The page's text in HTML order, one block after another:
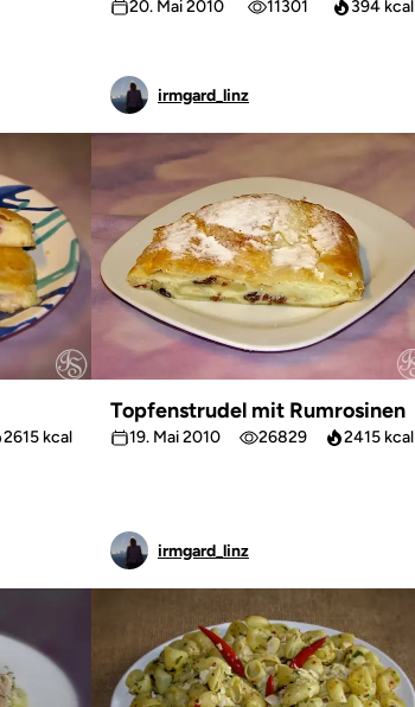
20. Mai 2010 11301 394 kcal
irmgard_linz
2615 kcal
Topfenstrudel mit Rumrosinen
19. Mai 2010 26829 2415 kcal
irmgard_linz